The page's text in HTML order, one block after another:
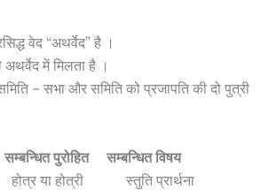
वेद “अथर्वेद” है ।
में मिलता है ।
– सभा और समिति को प्रजापति की दो पुत्री
सम्बन्धित पुरोहित
सम्बन्धित विषय
होत्र या होत्री
स्तुति प्रार्थना